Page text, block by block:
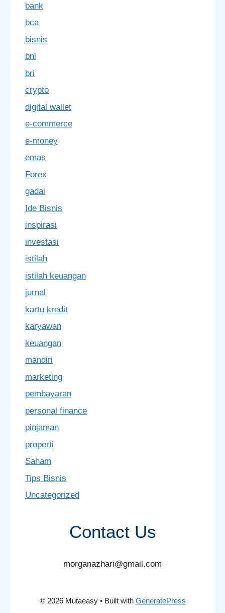
bank
bca
bisnis
bni
bri
crypto
digital wallet
e-commerce
e-money
emas
Forex
gadai
Ide Bisnis
inspirasi
investasi
istilah
istilah keuangan
jurnal
kartu kredit
karyawan
keuangan
mandiri
marketing
pembayaran
personal finance
pinjaman
properti
Saham
Tips Bisnis
Uncategorized
Contact Us
morganazhari@gmail.com
© 2026 Mutaeasy• Built with GeneratePress